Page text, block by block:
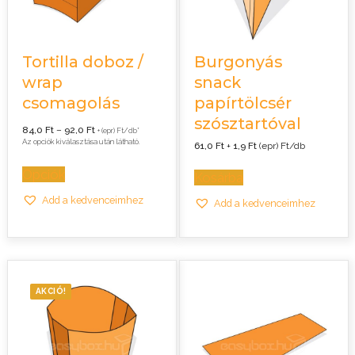
Tortilla doboz /
wrap
csomagolás
84,0Ft – 92,0FtÁrtartomány:
84,0 Ft
+ (epr) Ft/db*
Az opciók kiválasztása után látható.
Opciók
Add a kedvenceimhez
Burgonyás
snack
papírtölcsér
szósztartóval
61,0Ft + 1,9Ft (epr) Ft/db
Kosárba
Add a kedvenceimhez
AKCIÓ!